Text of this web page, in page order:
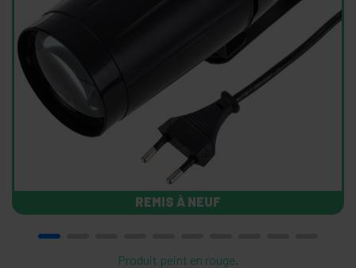
REMIS À NEUF
Produit peint en rouge.